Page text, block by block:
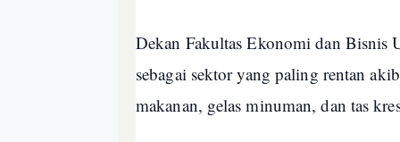
Dekan Fakultas Ekonomi dan
sebagai sektor yang paling rentan
makanan, gelas minuman, dan tas